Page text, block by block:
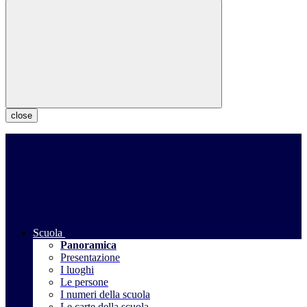
close
Scuola
Panoramica
Presentazione
I luoghi
Le persone
I numeri della scuola